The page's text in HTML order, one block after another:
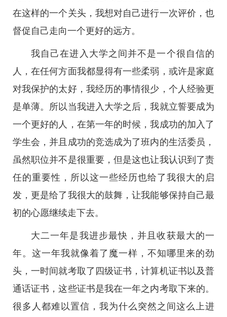
在这样的一个关头，我想对自己进行一次评价，也
督促自己走向一个更好的远方。
我自己在进入大学之间并不是一个很自信的
人，在任何方面我都显得有一些柔弱，或许是家庭
对我保护的太好，我经历的事情很少，个人经验更
是单薄。所以当我进入大学之后，我就立誓要成为
一个更好的人，在第一年的时候，我成功的加入了
学生会，并且成功的竞选成为了班内的生活委员，
虽然职位并不是很重要，但是这也让我认识到了责
任的重要性，所以这一些经历也给了我很大的启
发，更是给了我很大的鼓舞，让我能够保持自己最
初的心愿继续走下去。
大二一年是我进步最快，并且收获最大的一
年。这一年我就像着了魔一样，不知哪里来的劲
头，一时间就考取了四级证书，计算机证书以及普
通话证书，这些证书是我在一年之内考取下来的。
很多人都难以置信，我为什么突然之间这么上进